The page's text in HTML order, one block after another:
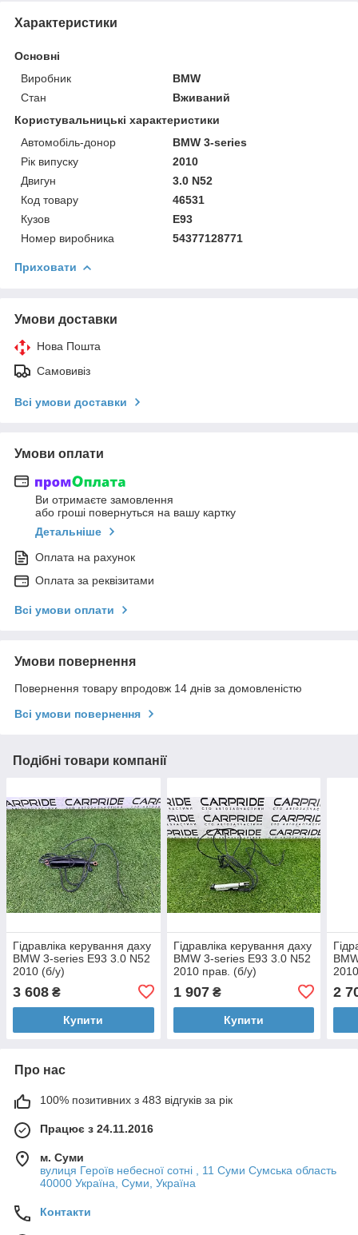
Характеристики
Основні
Виробник
BMW
Стан
Вживаний
Користувальницькі характеристики
Автомобіль-донор
BMW 3-series
Рік випуску
2010
Двигун
3.0 N52
Код товару
46531
Кузов
E93
Номер виробника
54377128771
Приховати
Умови доставки
Нова Пошта
Самовивіз
Всі умови доставки
Умови оплати
Ви отримаєте замовлення
або гроші повернуться на вашу картку
Детальніше
Оплата на рахунок
Оплата за реквізитами
Всі умови оплати
Умови повернення
Повернення товару впродовж 14 днів за домовленістю
Всі умови повернення
Подібні товари компанії
Гідравліка керування даху
BMW 3-series E93 3.0 N52
2010 (б/у)
3 608 ₴
Купити
Гідравліка керування даху
BMW 3-series E93 3.0 N52
2010 прав. (б/у)
1 907₴
Купити
2
Про нас
100% позитивних з 483 відгуків за рік
Працює з 24.11.2016
м. Суми
вулиця Героїв небесної сотні , 11 Суми Сумська область
40000 Україна, Суми, Україна
Контакти